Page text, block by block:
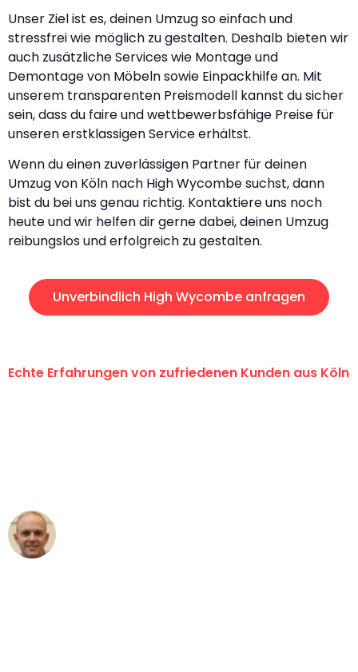
Unser Ziel ist es, deinen Umzug so einfach und
stressfrei wie möglich zu gestalten. Deshalb bieten wir
auch zusätzliche Services wie Montage und
Demontage von Möbeln sowie Einpackhilfe an. Mit
unserem transparenten Preismodell kannst du sicher
sein, dass du faire und wettbewerbsfähige Preise für
unseren erstklassigen Service erhältst.
Wenn du einen zuverlässigen Partner für deinen
Umzug von Köln nach High Wycombe suchst, dann
bist du bei uns genau richtig. Kontaktiere uns noch
heute und wir helfen dir gerne dabei, deinen Umzug
reibungslos und erfolgreich zu gestalten.
Unverbindlich High Wycombe anfragen
Echte Erfahrungen von zufriedenen Kunden aus Köln